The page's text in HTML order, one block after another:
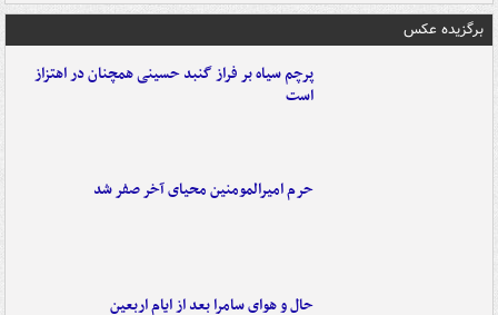
برگزیده عکس
پرچم سیاه بر فراز گنبد حسینی همچنان در اهتزاز
است
حرم امیرالمومنین محیای آخر صفر شد
حال و هوای سامرا بعد از ایام اربعین